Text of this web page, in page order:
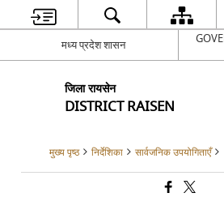
मध्य प्रदेश शासन
जिला रायसेन
DISTRICT RAISEN
मुख्य पृष्ठ निर्देशिका सार्वजनिक उपयोगिताएँ